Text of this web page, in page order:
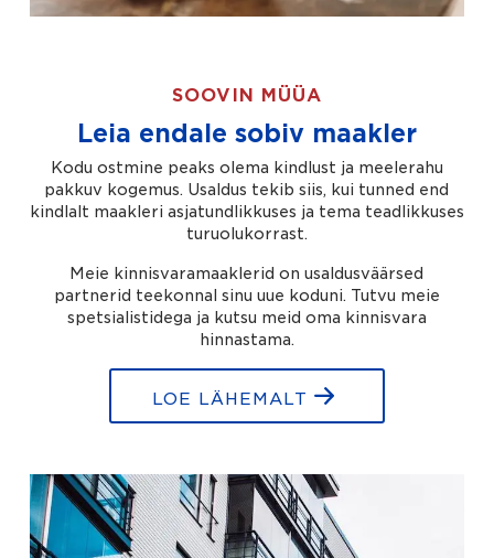
SOOVIN MÜÜA
Leia endale sobiv maakler
Kodu ostmine peaks olema kindlust ja meelerahu
pakkuv kogemus. Usaldus tekib siis, kui tunned end
kindlalt maakleri asjatundlikkuses ja tema teadlikkuses
turuolukorrast.
Meie kinnisvaramaaklerid on usaldusväärsed
partnerid teekonnal sinu uue koduni. Tutvu meie
spetsialistidega ja kutsu meid oma kinnisvara
hinnastama.
LOE LÄHEMALT